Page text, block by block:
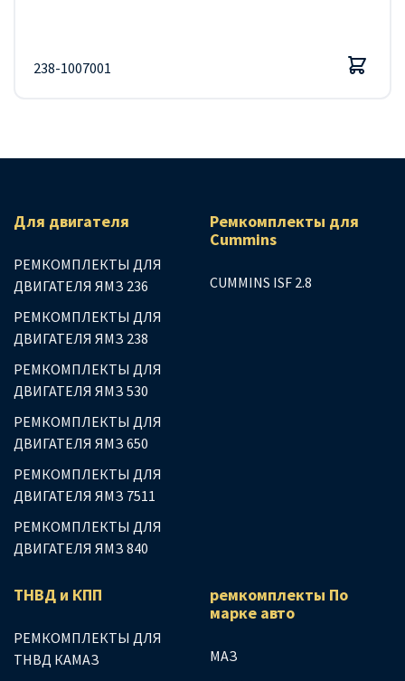
238-1007001
Для двигателя
РЕМКОМПЛЕКТЫ ДЛЯ
ДВИГАТЕЛЯ ЯМЗ 236
РЕМКОМПЛЕКТЫ ДЛЯ
ДВИГАТЕЛЯ ЯМЗ 238
РЕМКОМПЛЕКТЫ ДЛЯ
ДВИГАТЕЛЯ ЯМЗ 530
РЕМКОМПЛЕКТЫ ДЛЯ
ДВИГАТЕЛЯ ЯМЗ 650
РЕМКОМПЛЕКТЫ ДЛЯ
ДВИГАТЕЛЯ ЯМЗ 7511
РЕМКОМПЛЕКТЫ ДЛЯ
ДВИГАТЕЛЯ ЯМЗ 840
Ремкомплекты для
Сummins
CUMMINS ISF 2.8
ТНВД и КПП
РЕМКОМПЛЕКТЫ ДЛЯ
ТНВД КАМАЗ
ремкомплекты По
марке авто
МАЗ